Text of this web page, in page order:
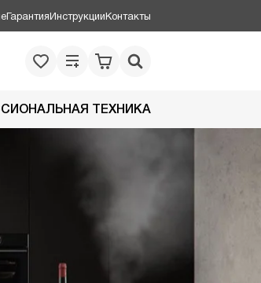
ГарантияИнструкцииКонтакты
ТЕХНИКА